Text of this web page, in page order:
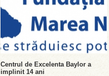
Centrul de Excelenta Baylor a
implinit 14 ani